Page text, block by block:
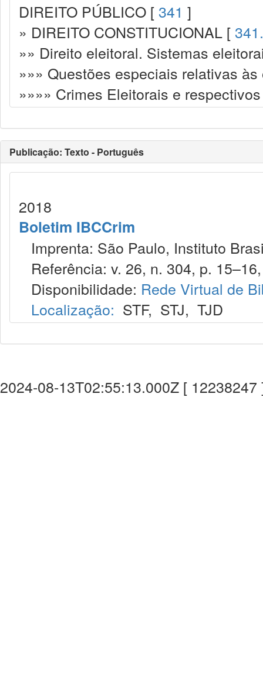
DIREITO PÚBLICO [ 341 ]
» DIREITO CONSTITUCIONAL [
»» Direito eleitoral. Sistemas
»»» Questões especiais relativas
»»»» Crimes Eleitorais e
Publicação: Texto - Português
2018
Boletim IBCCrim
Imprenta: São Paulo, Instituto
Referência: v. 26, n. 304, p.
Disponibilidade: Rede Virtual de
Localização: STF, STJ, TJD
2024-08-13T02:55:13.000Z [ 12238247